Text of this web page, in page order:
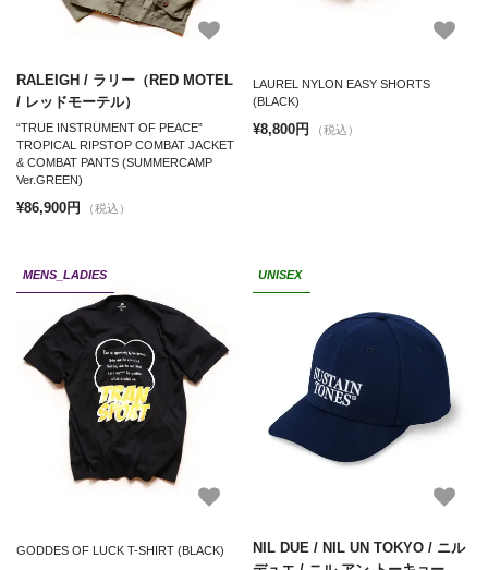
RALEIGH / ラリー（RED MOTEL
/ レッドモーテル）
“TRUE INSTRUMENT OF PEACE”
TROPICAL RIPSTOP COMBAT JACKET
& COMBAT PANTS (SUMMERCAMP
Ver.GREEN)
¥86,900円 （税込）
LAUREL NYLON EASY SHORTS
(BLACK)
¥8,800円 （税込）
MENS_LADIES
GODDES OF LUCK T-SHIRT (BLACK)
UNISEX
NIL DUE / NIL UN TOKYO / ニル